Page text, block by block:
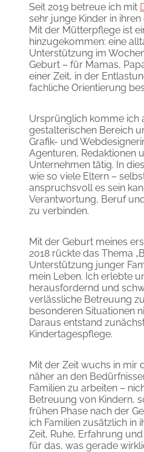
Seit 2019 betreue ich mit
sehr junge Kinder in
Mit der Mütterpflege ist
hinzugekommen: eine
Unterstützung im
Geburt – für Mamas,
einer Zeit, in der
fachliche Orientierung
Ursprünglich komme ich
gestalterischen Bereich
Grafik- und
Agenturen, Redaktionen
Unternehmen tätig. In
wie so viele Eltern –
anspruchsvoll es sein
Verantwortung, Beruf
zu verbinden.
Mit der Geburt meines
2018 rückte das Thema
Unterstützung junger
mein Leben. Ich erlebte
herausfordernd und
verlässliche Betreuung
besonderen Situationen
Daraus entstand
Kindertagespflege.
Mit der Zeit wuchs in mir
näher an den
Familien zu arbeiten –
Betreuung von Kindern,
frühen Phase nach der
ich Familien zusätzlich in
Zeit, Ruhe, Erfahrung
für das, was gerade